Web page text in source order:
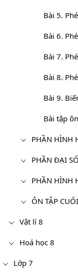
Bài 5.
Bài 6.
Bài 7.
Bài 8.
Bài tập
PHẦN HÌNH
PHẦN ĐẠI
PHẦN HÌNH
ÔN TẬP
Vật lí 8
Hoá học 8
Lớp 7